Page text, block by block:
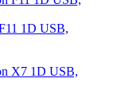
1D USB,